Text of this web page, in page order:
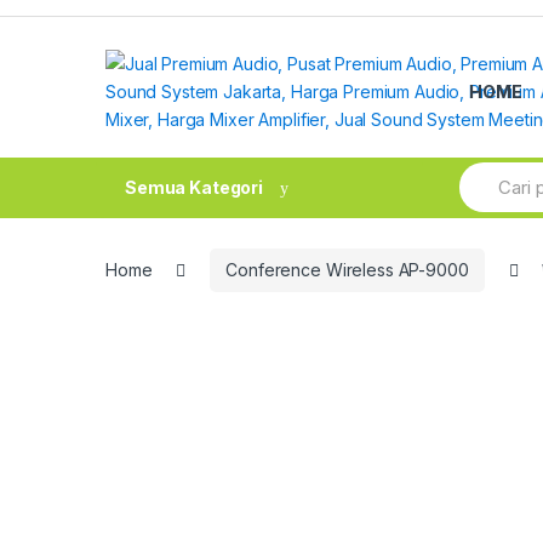
Skip
Skip
HOME
Semua Kategori
Search
for:
Home Conference Wireless AP-9000